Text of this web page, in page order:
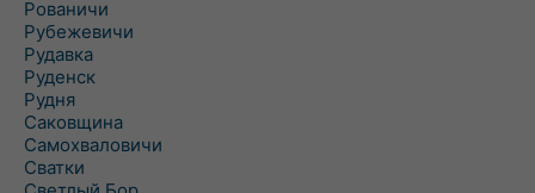
Рованичи
Рубежевичи
Рудавка
Руденск
Рудня
Саковщина
Самохваловичи
Сватки